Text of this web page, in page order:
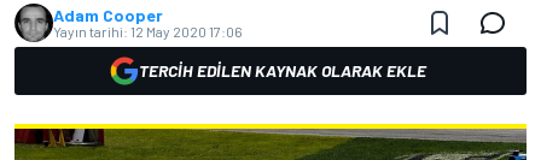
Adam Cooper
Yayın tarihi: 12 May 2020 17:06
TERCIH EDILEN KAYNAK OLARAK EKLE